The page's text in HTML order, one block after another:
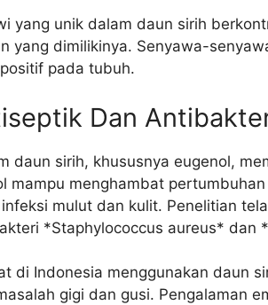
yang unik dalam daun sirih
yang dimilikinya. Senyawa-
pada tubuh.
Dan
daun sirih, khususnya eugenol,
mampu menghambat
mulut dan kulit. Penelitian
*Staphylococcus aureus* dan
di Indonesia menggunakan daun
gigi dan gusi. Pengalaman